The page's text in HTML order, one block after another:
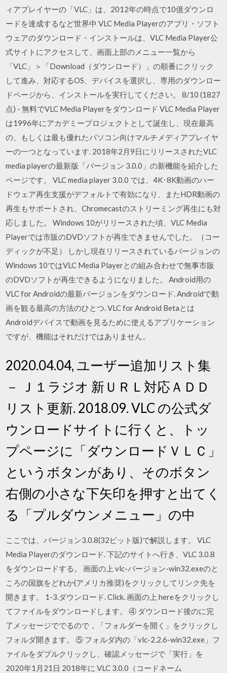
ィアプレイヤーの「VLC」は、2012年の時点で10億ダウンロ
ードを達成するなど世界中 VLC Media Playerのアプリ・ソフト
ウェアのダウンロード・インストールは、VLC Media Player公
式サイトにアクセスして、画面上部のメニュー一覧から
「VLC」＞「Download（ダウンロード）」の順番にクリック
して進み、対応するOS、デバイスを選択し、専用のダウンロー
ドページから、インストールを実行してください。 8/10 (1827
点) - 無料でVLC Media Playerをダウンロード VLC Media Player
は1996年にアカデミープロジェクトとして誕生し、現在最高
の、もしくは最も優れたパソコン向けマルチメディアプレイヤ
ーの一つとなっています. 2018年2月9日にリリースされたVLC
media playerの最新版「バージョン 3.0.0」の新機能を紹介した
ページです。 VLC media player 3.0.0 では、4K･8K動画のハー
ドウェア再生支援がデフォルトで有効になり、またHDR動画の
再生もサポートされ、Chromecastのストリーミング再生にも対
応しました。 Windows 10がリリースされた頃、VLC Media
Playerでは市販のDVDソフトが再生できませんでした。（コー
ディックが不足） しかし現在リリースされているバージョンの
Windows 10ではVLC Media Playerとの組み合わせで無事市販
のDVDソフトが再生できるようになりました。 Android用の
VLC for Androidの最新バージョンをダウンロード. Androidで動
画を観る最高の方法のひとつ. VLC for Android Betaとは
Androidデバイスで動画を見るために使えるアプリケーション
ですが、機能はそれだけではありません。
2020.04.04, ユーザー追加リスト集
－ Ｊ１ラジオ 新ＵＲＬ対応ＡＤＤ
リスト更新. 2018.09. VLC の公式ダ
ウンロードサイトに行くと、トッ
プページに「ダウンロードＶＬＣ」
というボタンがあり、そのボタン
右側の小さな下矢印を押すと出てく
る「プルダウンメニュー」の中
ここでは、バージョン3.0.8(32ビット版)で解説します。 VLC
Media Playerのダウンロード. 下記のサイトへ行き、VLC 3.0.8
をダウンロードする。 画面の上 vlc-バージョン-win32.exeのと
ころの国旗をどれか(アメリカ推奨)をクリックしてリンク先を
開きます。 1-3.ダウンロード. Click. 画面の上 hereをクリックし
てファイルをダウンロードします。 ④ ダウンロード後のに完
了メッセージででるので，「フォルダーを開く」をクリックし
フォルダ開きます。 ⑤ フォルダ内の「vlc-2.2.6-win32.exe」フ
ァイルをダブルクリックし、確認メッセージで「実行」を
2020年1月21日 2018年に VLC 3.0.0（コードネーム